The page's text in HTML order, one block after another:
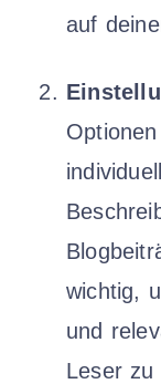
auf
wichtig,
und
Leser zu